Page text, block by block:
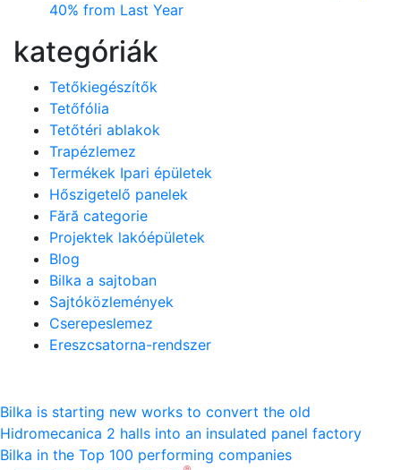
40% from Last Year
kategóriák
Tetőkiegészítők
Tetőfólia
Tetőtéri ablakok
Trapézlemez
Termékek Ipari épületek
Hőszigetelő panelek
Fără categorie
Projektek lakóépületek
Blog
Bilka a sajtoban
Sajtóközlemények
Cserepeslemez
Ereszcsatorna-rendszer
Bejegyzés
navigáció
Bilka is starting new works to convert the old
Hidromecanica 2 halls into an insulated panel factory
Bilka in the Top 100 performing companies